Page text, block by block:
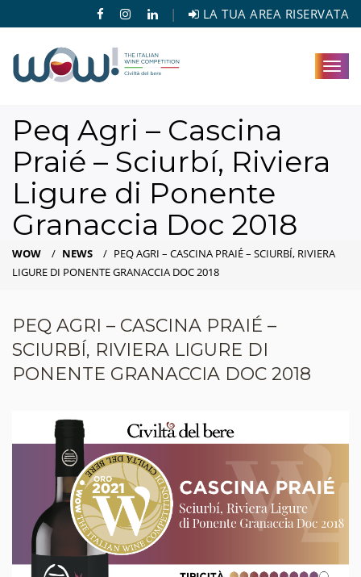
| LA TUA AREA RISERVATA
Peq Agri – Cascina
Praié – Sciurbí, Riviera
Ligure di Ponente
Granaccia Doc 2018
WOW / NEWS / PEQ AGRI – CASCINA PRAIÉ – SCIURBÍ, RIVIERA
LIGURE DI PONENTE GRANACCIA DOC 2018
PEQ AGRI – CASCINA PRAIÉ –
SCIURBÍ, RIVIERA LIGURE DI
PONENTE GRANACCIA DOC 2018